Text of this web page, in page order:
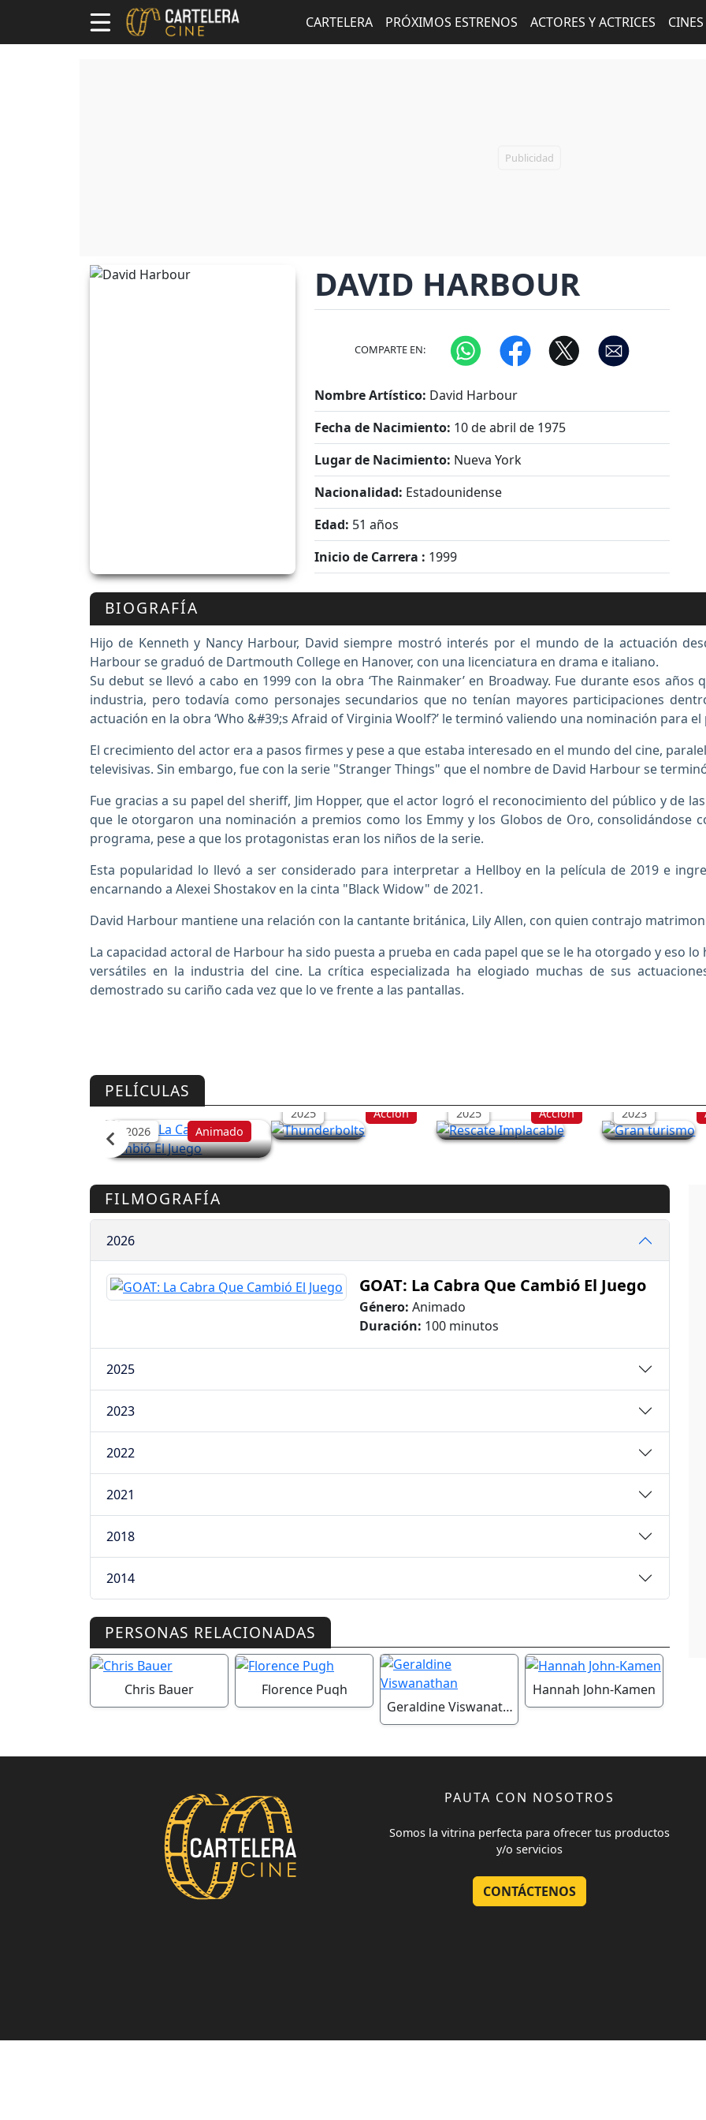
CARTELERA PRÓXIMOS ESTRENOS ACTORES Y ACTRICES CINES
DAVID HARBOUR
COMPARTE EN:
Nombre Artístico: David Harbour
Fecha de Nacimiento: 10 de abril de 1975
Lugar de Nacimiento: Nueva York
Nacionalidad: Estadounidense
Edad: 51 años
Inicio de Carrera : 1999
BIOGRAFÍA
Hijo de Kenneth y Nancy Harbour, David siempre mostró interés por el mundo de la actuación
Harbour se graduó de Dartmouth College en Hanover, con una licenciatura en drama e italiano.
Su debut se llevó a cabo en 1999 con la obra ‘The Rainmaker’ en Broadway. Fue durante esos
industria, pero todavía como personajes secundarios que no tenían mayores participaciones
actuación en la obra ‘Who &#39;s Afraid of Virginia Woolf?’ le terminó valiendo una nominación para el
El crecimiento del actor era a pasos firmes y pese a que estaba interesado en el mundo del cine,
televisivas. Sin embargo, fue con la serie "Stranger Things" que el nombre de David Harbour se
Fue gracias a su papel del sheriff, Jim Hopper, que el actor logró el reconocimiento del público y de
que le otorgaron una nominación a premios como los Emmy y los Globos de Oro, consolidándose
programa, pese a que los protagonistas eran los niños de la serie.
Esta popularidad lo llevó a ser considerado para interpretar a Hellboy en la película de 2019 e
encarnando a Alexei Shostakov en la cinta "Black Widow" de 2021.
David Harbour mantiene una relación con la cantante británica, Lily Allen, con quien contrajo
La capacidad actoral de Harbour ha sido puesta a prueba en cada papel que se le ha otorgado y eso
versátiles en la industria del cine. La crítica especializada ha elogiado muchas de sus
demostrado su cariño cada vez que lo ve frente a las pantallas.
PELÍCULAS
GOAT: La Cabra Que
Cambió El Juego
2026 Animado
2025 Acción 2025 Acción 2023
FILMOGRAFÍA
2026
GOAT: La Cabra Que Cambió El Juego
Género: Animado
Duración: 100 minutos
2025
2023
2022
2021
2018
2014
PERSONAS RELACIONADAS
Chris Bauer
Florence Pugh
Geraldine Viswanathan
Hannah John-Kamen
PAUTA CON NOSOTROS
Somos la vitrina perfecta para ofrecer tus productos
y/o servicios
CONTÁCTENOS